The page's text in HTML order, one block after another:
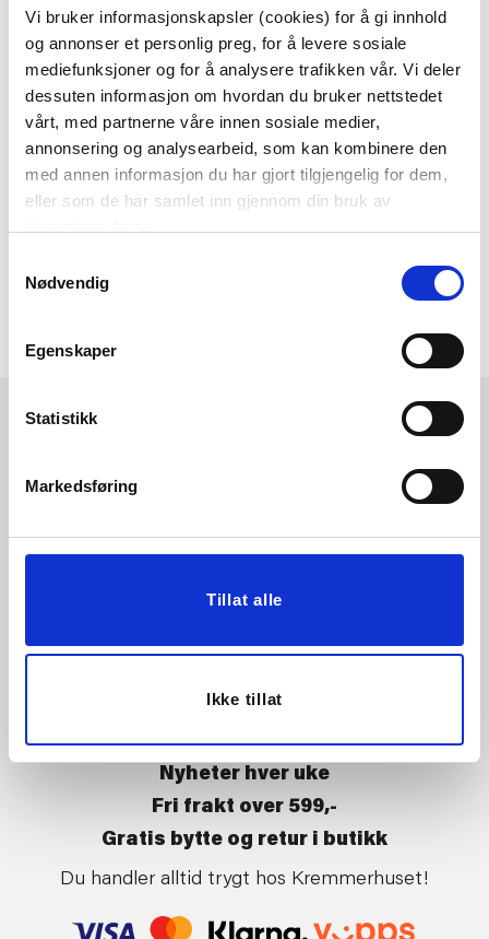
Vi bruker informasjonskapsler (cookies) for å gi innhold
og annonser et personlig preg, for å levere sosiale
mediefunksjoner og for å analysere trafikken vår. Vi deler
dessuten informasjon om hvordan du bruker nettstedet
vårt, med partnerne våre innen sosiale medier,
annonsering og analysearbeid, som kan kombinere den
med annen informasjon du har gjort tilgjengelig for dem,
eller som de har samlet inn gjennom din bruk av
Nødvendig
Egenskaper
Statistikk
Markedsføring
Tillat alle
Ikke tillat
alltid laveste prisogmange fristende
tilbud!
BLI MEDLEM
Følg oss gjerne på
sosiale medier!
Kundeklubb Tilbakekalling av varer
Handle på nett
Betaling og levering
Nyheter hver uke
Fri frakt over 599,-
Gratis bytte og retur i butikk
Du handler alltid trygt hos Kremmerhuset!